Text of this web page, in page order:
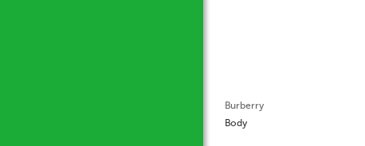
Burberry
Body